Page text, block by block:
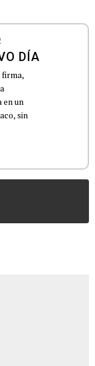
DÍA
firma,
en un
sin